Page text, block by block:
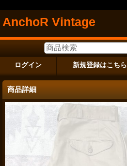
AnchoR Vintage
ログイン 新規登録はこちら
商品詳細